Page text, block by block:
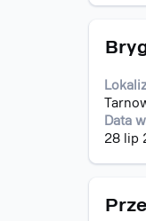
treść
oferty
Tytuł
Data
28 lip
pomocą
spacji,
aby
pełną
treść
oferty
Tytuł